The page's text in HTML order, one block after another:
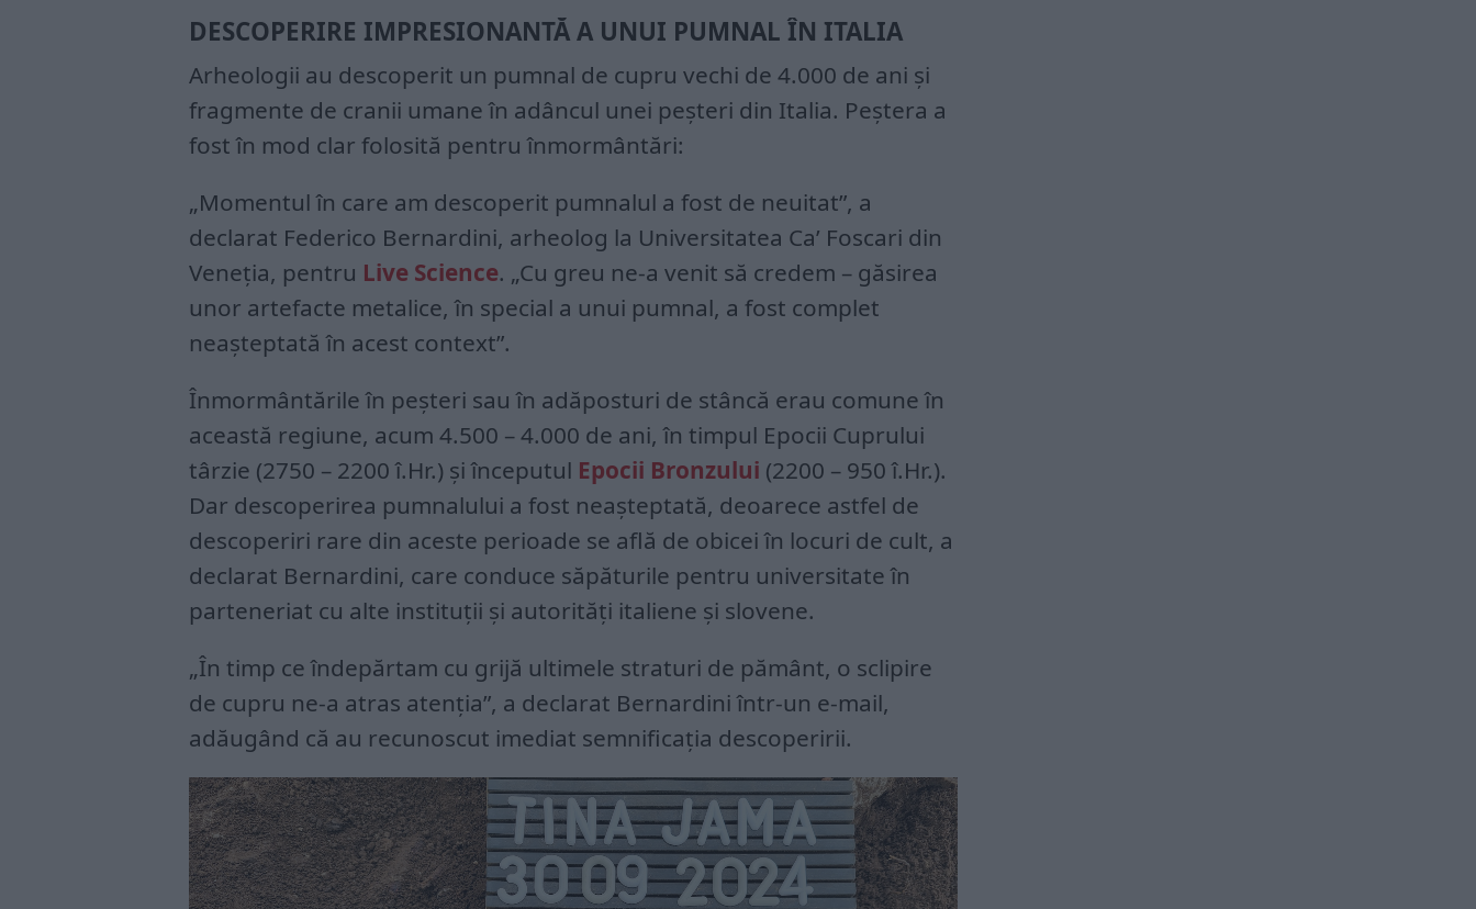
DESCOPERIRE IMPRESIONANTĂ A UNUI PUMNAL ÎN ITALIA
Arheologii au descoperit un pumnal de cupru vechi de 4.000 de ani și
fragmente de cranii umane în adâncul unei peșteri din Italia. Peștera a
fost în mod clar folosită pentru înmormântări:
„Momentul în care am descoperit pumnalul a fost de neuitat”, a
declarat Federico Bernardini, arheolog la Universitatea Ca’ Foscari din
Veneția, pentru Live Science. „Cu greu ne-a venit să credem – găsirea
unor artefacte metalice, în special a unui pumnal, a fost complet
neașteptată în acest context”.
Înmormântările în peșteri sau în adăposturi de stâncă erau comune în
această regiune, acum 4.500 – 4.000 de ani, în timpul Epocii Cuprului
târzie (2750 – 2200 î.Hr.) și începutul Epocii Bronzului (2200 – 950 î.Hr.).
Dar descoperirea pumnalului a fost neașteptată, deoarece astfel de
descoperiri rare din aceste perioade se află de obicei în locuri de cult, a
declarat Bernardini, care conduce săpăturile pentru universitate în
parteneriat cu alte instituții și autorități italiene și slovene.
„În timp ce îndepărtam cu grijă ultimele straturi de pământ, o sclipire
de cupru ne-a atras atenția”, a declarat Bernardini într-un e-mail,
adăugând că au recunoscut imediat semnificația descoperirii.